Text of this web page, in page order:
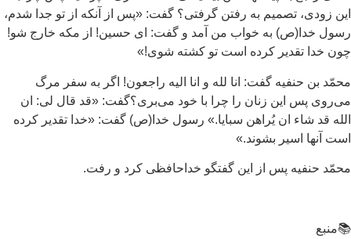
زودی، تصمیم به رفتن گرفتی؟ گفت: «پس از آنکه از تو جدا شدم،
خدا(ص) به خواب من آمد و گفت: ای حسین! از مکه خارج شو!
خدا تقدیر کرده است تو کشته شوی!»
بن حنفیه گفت: انا لله و انا الیه راجعون! اگر به سفر مرگ
پس این زنان را چرا با خود می‌بری؟گفت: «قد قال لی: ان
قد شاء ان یُراهن سبایا.» رسول خدا(ص) گفت: «خدا تقدیر کرده
آنها اسیر بشوند.»
حنفیه پس از این گفتگو خداحافظی کرد و رفت.